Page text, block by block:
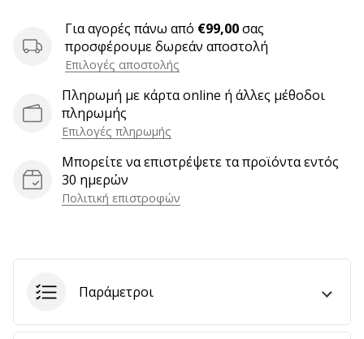
στο
Facebook
φόρουμ
συζητήσεων;
Αφήστε
να
σας
αποφέρουν
όλων
Για αγορές πάνω από €99,00σας
προσφέρουμε δωρεάν αποστολή
Επιλογές αποστολής
Πληρωμή με κάρτα online ή άλλες μέθοδοι
πληρωμής
Επιλογές πληρωμής
Μπορείτε να επιστρέψετε τα προϊόντα εντός
30 ημερών
Πολιτική επιστροφών
Παράμετροι